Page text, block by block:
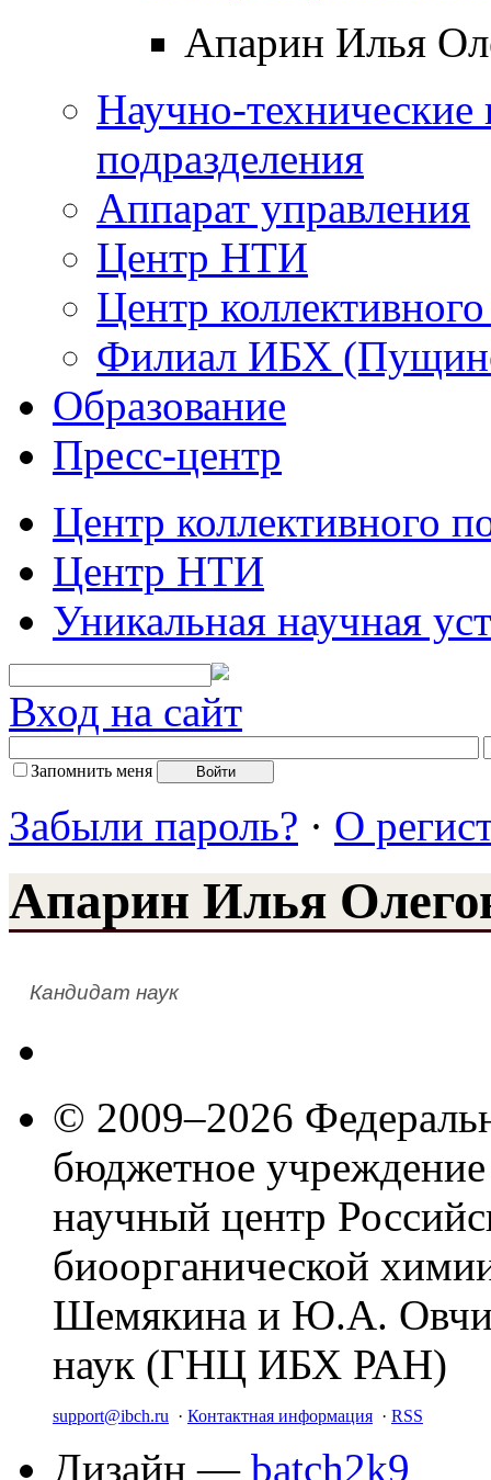
Апарин Илья
Научно-технические
подразделения
Аппарат управления
Центр НТИ
Центр
Филиал ИБХ
Образование
Пресс-центр
Центр коллективного
Центр НТИ
Уникальная научная
Вход на сайт
Запомнить меня
Забыли пароль? · О
Апарин Илья
Кандидат наук
© 2009–2026
бюджетное
научный центр
биоорганической
Шемякина и Ю.А.
наук (ГНЦ ИБХ РАН)
support@ibch.ru · Контактная информация · RSS
Дизайн — batch2k9